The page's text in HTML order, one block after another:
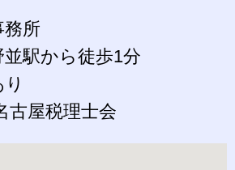
務所
駅から徒歩1分
古屋税理士会